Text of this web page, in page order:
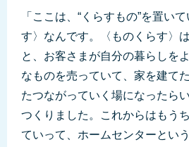
「ここは、“くらすもの”を置い
す〉なんです。〈ものくらす〉
と、お客さまが自分の暮らしを
なものを売っていて、家を建て
たつながっていく場になったら
つくりました。これからはもう
ていって、ホームセンターとい